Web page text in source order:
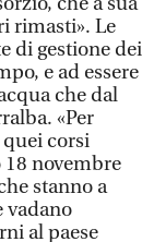
rimasti». Le
di gestione dei
e ad essere
che dal
«Per
corsi
18 novembre
stanno a
vadano
al paese